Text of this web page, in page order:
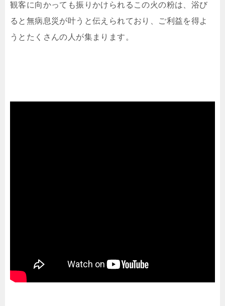
観客に向かっても振りかけられるこの火の粉は、浴び
ると無病息災が叶うと伝えられており、ご利益を得よ
うとたくさんの人が集まります。